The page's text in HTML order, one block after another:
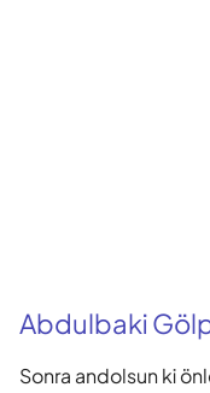
Abdulbaki
Sonra andolsun ki